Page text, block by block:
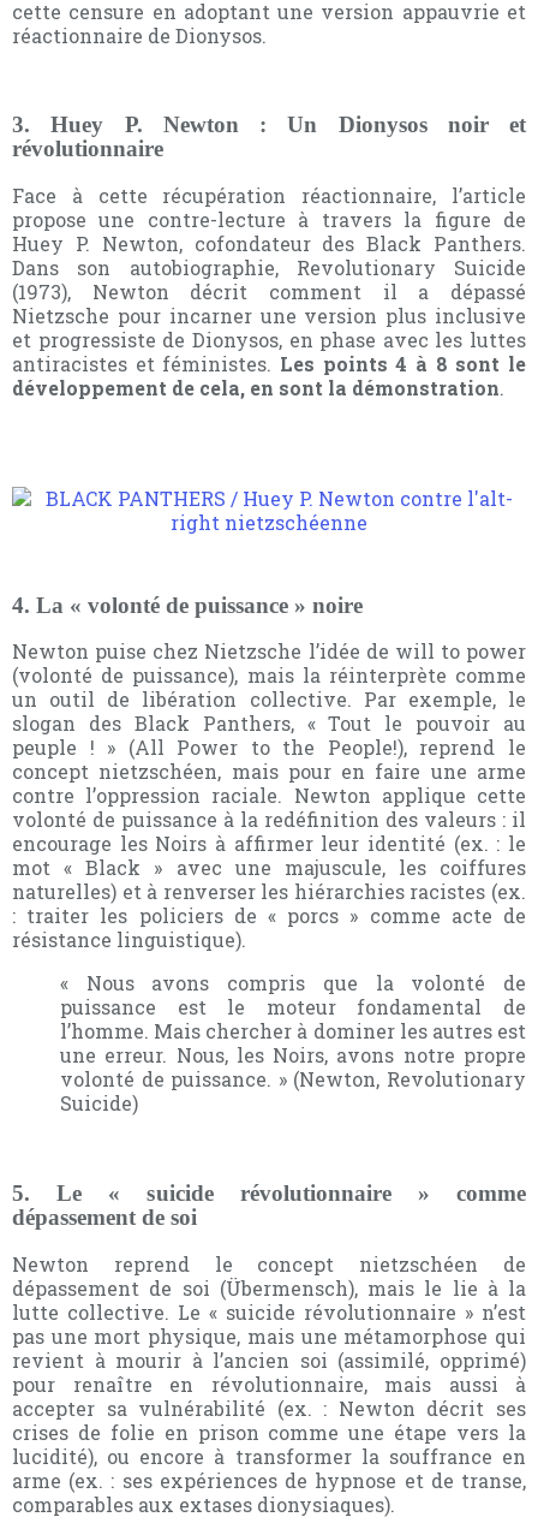
cette censure en adoptant une version appauvrie et
réactionnaire de Dionysos.
3. Huey P. Newton : Un Dionysos noir et
révolutionnaire
Face à cette récupération réactionnaire, l’article
propose une contre-lecture à travers la figure de
Huey P. Newton, cofondateur des Black Panthers.
Dans son autobiographie, Revolutionary Suicide
(1973), Newton décrit comment il a dépassé
Nietzsche pour incarner une version plus inclusive
et progressiste de Dionysos, en phase avec les luttes
antiracistes et féministes. Les points 4 à 8 sont le
développement de cela, en sont la démonstration.
4. La « volonté de puissance » noire
Newton puise chez Nietzsche l’idée de will to power
(volonté de puissance), mais la réinterprète comme
un outil de libération collective. Par exemple, le
slogan des Black Panthers, « Tout le pouvoir au
peuple ! » (All Power to the People!), reprend le
concept nietzschéen, mais pour en faire une arme
contre l’oppression raciale. Newton applique cette
volonté de puissance à la redéfinition des valeurs : il
encourage les Noirs à affirmer leur identité (ex. : le
mot « Black » avec une majuscule, les coiffures
naturelles) et à renverser les hiérarchies racistes (ex.
: traiter les policiers de « porcs » comme acte de
résistance linguistique).
« Nous avons compris que la volonté de
puissance est le moteur fondamental de
l’homme. Mais chercher à dominer les autres est
une erreur. Nous, les Noirs, avons notre propre
volonté de puissance. » (Newton, Revolutionary
Suicide)
5. Le « suicide révolutionnaire » comme
dépassement de soi
Newton reprend le concept nietzschéen de
dépassement de soi (Übermensch), mais le lie à la
lutte collective. Le « suicide révolutionnaire » n’est
pas une mort physique, mais une métamorphose qui
revient à mourir à l’ancien soi (assimilé, opprimé)
pour renaître en révolutionnaire, mais aussi à
accepter sa vulnérabilité (ex. : Newton décrit ses
crises de folie en prison comme une étape vers la
lucidité), ou encore à transformer la souffrance en
arme (ex. : ses expériences de hypnose et de transe,
comparables aux extases dionysiaques).